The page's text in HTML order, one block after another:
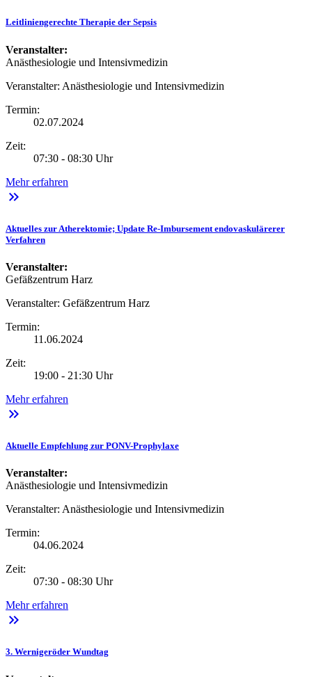
Leitliniengerechte Therapie der Sepsis
Veranstalter:
Anästhesiologie und Intensivmedizin
Veranstalter: Anästhesiologie und Intensivmedizin
Termin:
02.07.2024
Zeit:
07:30 - 08:30 Uhr
Mehr erfahren
keyboard_double_arrow_right
Aktuelles zur Atherektomie; Update Re-Imbursement endovaskulärerer
Verfahren
Veranstalter:
Gefäßzentrum Harz
Veranstalter: Gefäßzentrum Harz
Termin:
11.06.2024
Zeit:
19:00 - 21:30 Uhr
Mehr erfahren
keyboard_double_arrow_right
Aktuelle Empfehlung zur PONV-Prophylaxe
Veranstalter:
Anästhesiologie und Intensivmedizin
Veranstalter: Anästhesiologie und Intensivmedizin
Termin:
04.06.2024
Zeit:
07:30 - 08:30 Uhr
Mehr erfahren
keyboard_double_arrow_right
3. Wernigeröder Wundtag